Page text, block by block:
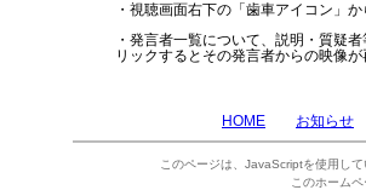
・視聴画面右下の「歯車アイコン」
・発言者一覧について、説明・質疑
リックするとその発言者からの映像が
HOME お知らせ
このページは、JavaScriptを使用し
このホーム